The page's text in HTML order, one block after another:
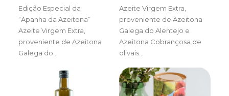
Edição Especial da
“Apanha da Azeitona”
Azeite Virgem Extra,
proveniente de Azeitona
Galega do…
Azeite Virgem Extra,
proveniente de Azeitona
Galega do Alentejo e
Azeitona Cobrançosa de
olivais…